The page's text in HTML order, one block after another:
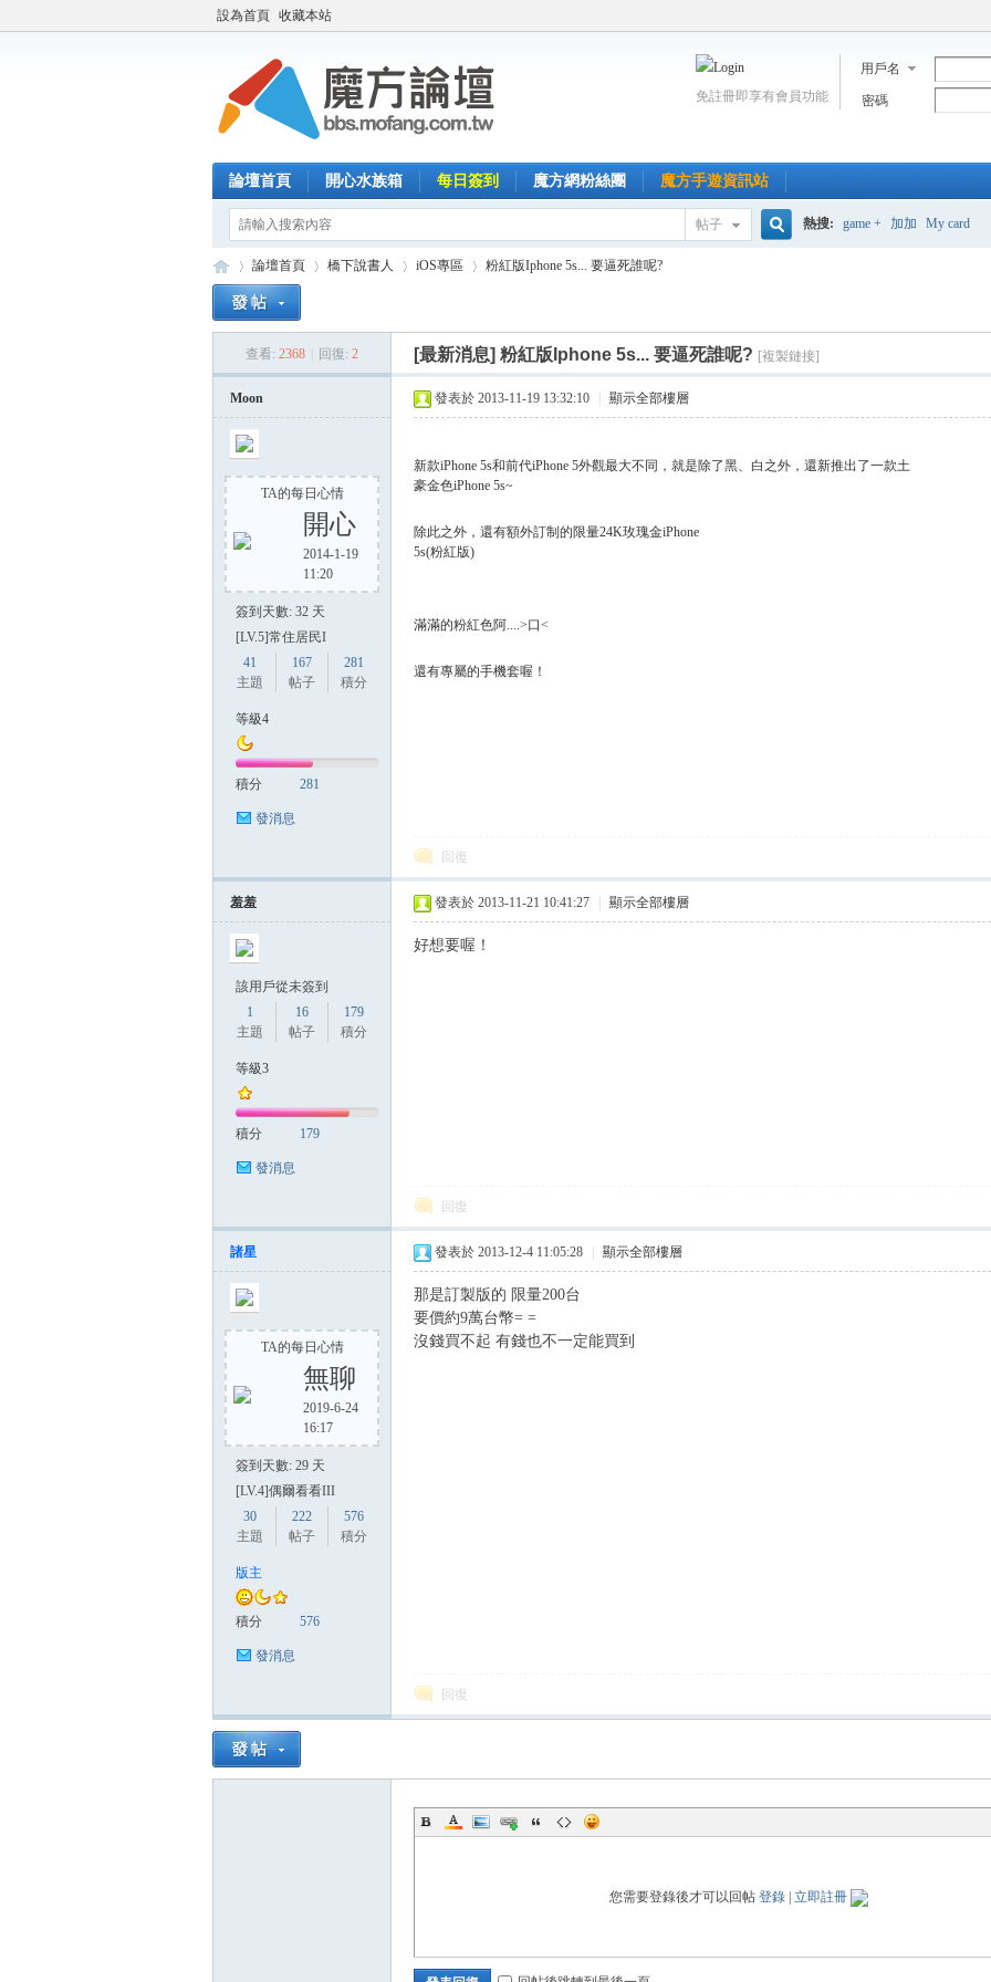
設為首頁 收藏本站
用戶名
密碼
免註冊即享有會員功能
論壇首頁 開心水族箱 每日簽到 魔方網粉絲團 魔方手遊資訊站
帖子
索
熱搜: game + 加加 My card
方
論壇首頁 橋下說書人 iOS專區
›
粉紅版Iphone 5s... 要逼死誰呢?
查看: 2368 回復: 2 [最新消息] 粉紅版Iphone 5s... 要逼死誰呢? [複製鏈接]
Moon
TA的每日心情
開心
2014-1-19
11:20
簽到天數: 32 天
[LV.5]常住居民I
41
主題
167
帖子
281
積分
等級4
積分 281
發消息
發表於 2013-11-19 13:32:10 顯示全部樓層
新款iPhone 5s和前代iPhone 5外觀最大不同，就是除了黑、白之外，還新推出了一款土
豪金色iPhone 5s~
除此之外，還有額外訂制的限量24K玫瑰金iPhone
5s(粉紅版)
滿滿的粉紅色阿....>口<
還有專屬的手機套喔！
回復
羞羞
該用戶從未簽到
1
主題
16
帖子
179
積分
等級3
積分 179
發消息
發表於 2013-11-21 10:41:27 顯示全部樓層
好想要喔！
回復
諸星
TA的每日心情
無聊
2019-6-24
16:17
簽到天數: 29 天
[LV.4]偶爾看看III
30
主題
222
帖子
576
積分
版主
積分 576
發消息
發表於 2013-12-4 11:05:28 顯示全部樓層
那是訂製版的 限量200台
要價約9萬台幣= =
沒錢買不起 有錢也不一定能買到
回復
您需要登錄後才可以回帖 登錄| 立即註冊